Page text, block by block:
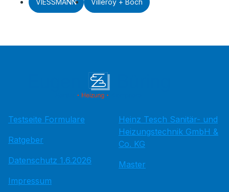
VIESSMANN Villeroy + Boch
Testseite Formulare
Ratgeber
Datenschutz 1.6.2026
Impressum
Heinz Tesch Sanitär- und
Heizungstechnik GmbH &
Co. KG
Master